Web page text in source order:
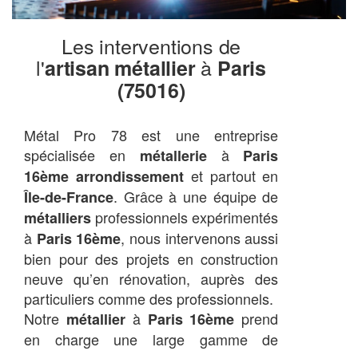
Les interventions de
l'artisan métallierà Paris
(75016)
Métal Pro 78 est une entreprise
spécialisée en métallerieà Paris
16ème arrondissementet partout en
Île-de-France. Grâce à une équipe de
métalliers professionnels expérimentés
à Paris 16ème, nous intervenons aussi
bien pour des projets en construction
neuve qu’en rénovation, auprès des
particuliers comme des professionnels.
Notre métallierà Paris 16ème prend
en charge une large gamme de